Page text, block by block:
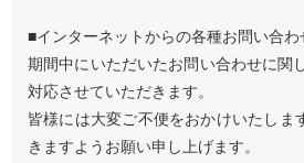
■インターネットからの各種お問い合わ
期間中にいただいたお問い合わせに関
対応させていただきます。
皆様には大変ご不便をおかけいたしま
きますようお願い申し上げます。